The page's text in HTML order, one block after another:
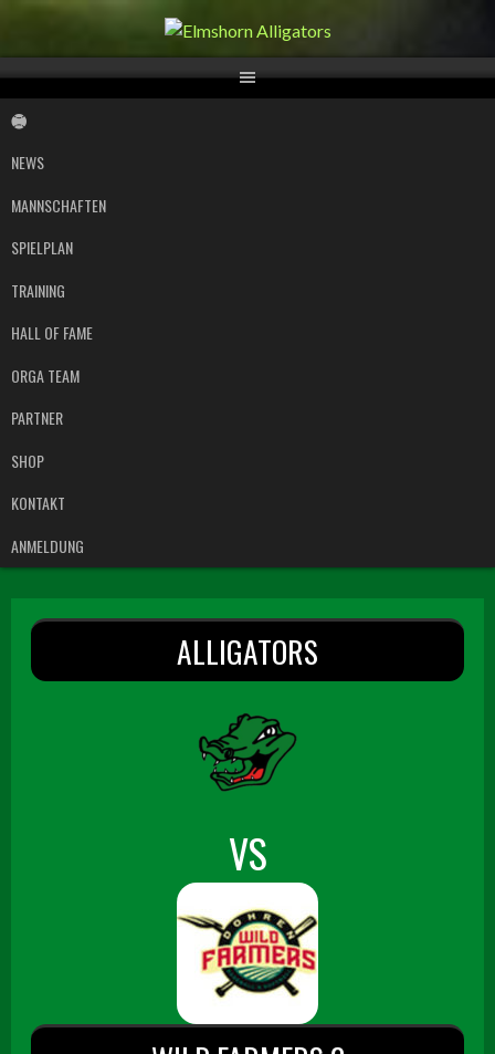
Springe
Inhalt
NEWS
MANNSCHAFTEN
SPIELPLAN
TRAINING
HALL OF FAME
ORGA TEAM
PARTNER
SHOP
KONTAKT
ANMELDUNG
ALLIGATORS
VS